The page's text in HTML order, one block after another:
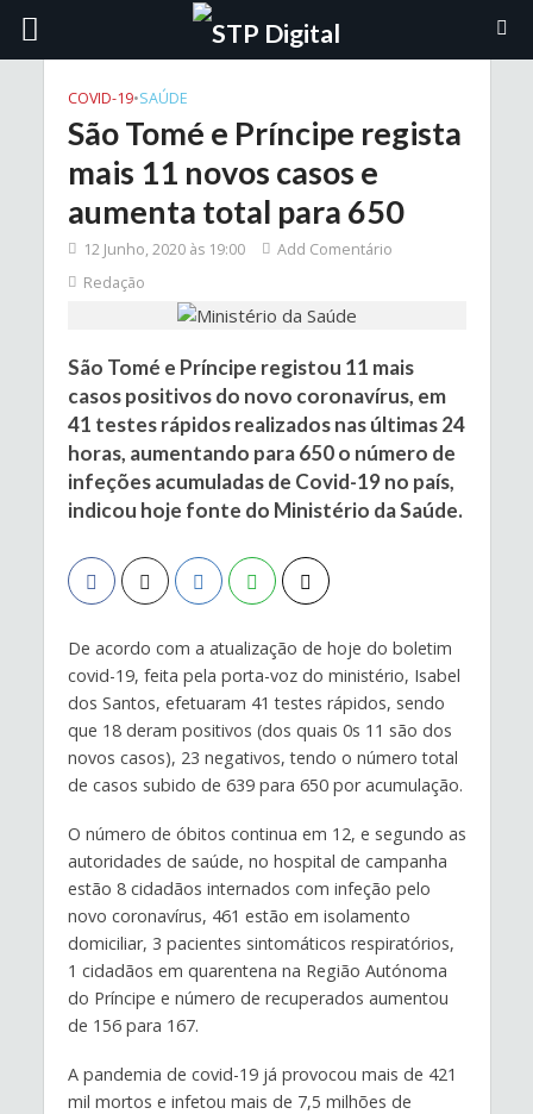
COVID-19•SAÚDE
São Tomé e Príncipe regista
mais 11 novos casos e
aumenta total para 650
12 Junho, 2020 às 19:00
Add Comentário
Redação
São Tomé e Príncipe registou 11 mais
casos positivos do novo coronavírus, em
41 testes rápidos realizados nas últimas 24
horas, aumentando para 650 o número de
infeções acumuladas de Covid-19 no país,
indicou hoje fonte do Ministério da Saúde.
De acordo com a atualização de hoje do boletim
covid-19, feita pela porta-voz do ministério, Isabel
dos Santos, efetuaram 41 testes rápidos, sendo
que 18 deram positivos (dos quais 0s 11 são dos
novos casos), 23 negativos, tendo o número total
de casos subido de 639 para 650 por acumulação.
O número de óbitos continua em 12, e segundo as
autoridades de saúde, no hospital de campanha
estão 8 cidadãos internados com infeção pelo
novo coronavírus, 461 estão em isolamento
domiciliar, 3 pacientes sintomáticos respiratórios,
1 cidadãos em quarentena na Região Autónoma
do Príncipe e número de recuperados aumentou
de 156 para 167.
A pandemia de covid-19 já provocou mais de 421
mil mortos e infetou mais de 7,5 milhões de